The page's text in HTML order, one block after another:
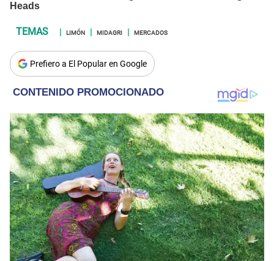
LIMÓN MIDAGRI MERCADOS
Prefiero a El Popular en Google